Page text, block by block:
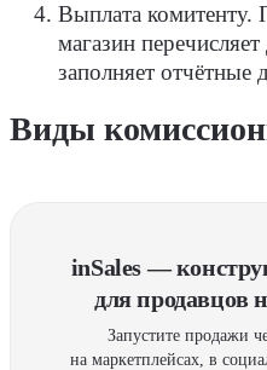
Выплата комитенту.
магазин
заполняет отчётные
Виды
inSales —
для продавцов
Запустите продажи
на маркетплейсах, в